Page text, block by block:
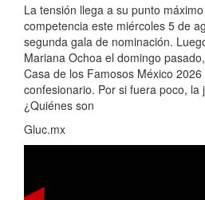
La tensión llega a su punto
competencia este miércoles 5 de
segunda gala de nominación.
Mariana Ochoa el domingo
Casa de los Famosos México
confesionario. Por si fuera poco,
¿Quiénes son
Gluc.mx